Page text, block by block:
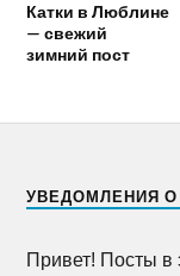
Катки в Люблине
— свежий
зимний пост
УВЕДОМЛЕНИЯ
Привет! Посты в